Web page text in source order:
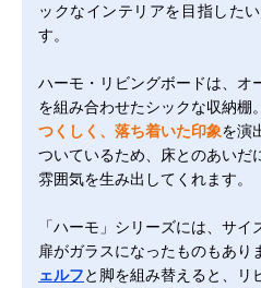
ックなインテリアを目指した
す。
ハーモ・リビングボードは、オ
を組み合わせたシックな収納棚。
つくしく、落ち着いた印象を演
ついているため、床とのあいだ
雰囲気を生み出してくれます。
「ハーモ」シリーズには、サ
扉がガラスになったものもあり
ェルフと脚を組み替えると、リ